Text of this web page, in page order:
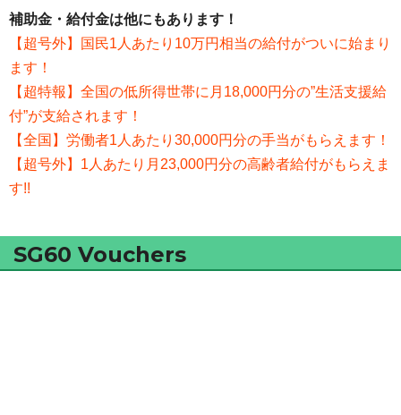
補助金・給付金は他にもあります！
【超号外】国民1人あたり10万円相当の給付がついに始まり
ます！
【超特報】全国の低所得世帯に月18,000円分の”生活支援給
付”が支給されます！
【全国】労働者1人あたり30,000円分の手当がもらえます！
【超号外】1人あたり月23,000円分の高齢者給付がもらえま
す!!
SG60 Vouchers